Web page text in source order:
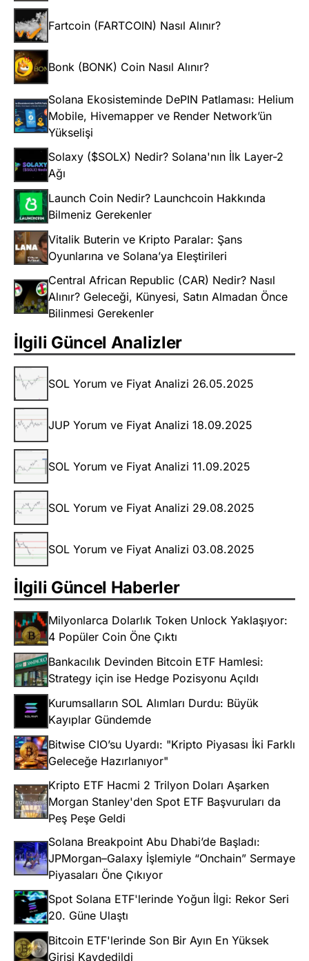
Fartcoin (FARTCOIN) Nasıl Alınır?
Bonk (BONK) Coin Nasıl Alınır?
Solana Ekosisteminde DePIN Patlaması: Helium
Mobile, Hivemapper ve Render Network’ün
Yükselişi
Solaxy ($SOLX) Nedir? Solana'nın İlk Layer-2
Ağı
Launch Coin Nedir? Launchcoin Hakkında
Bilmeniz Gerekenler
Vitalik Buterin ve Kripto Paralar: Şans
Oyunlarına ve Solana’ya Eleştirileri
Central African Republic (CAR) Nedir? Nasıl
Alınır? Geleceği, Künyesi, Satın Almadan Önce
Bilinmesi Gerekenler
İlgili Güncel Analizler
SOL Yorum ve Fiyat Analizi 26.05.2025
JUP Yorum ve Fiyat Analizi 18.09.2025
SOL Yorum ve Fiyat Analizi 11.09.2025
SOL Yorum ve Fiyat Analizi 29.08.2025
SOL Yorum ve Fiyat Analizi 03.08.2025
İlgili Güncel Haberler
Milyonlarca Dolarlık Token Unlock Yaklaşıyor:
4 Popüler Coin Öne Çıktı
Bankacılık Devinden Bitcoin ETF Hamlesi:
Strategy için ise Hedge Pozisyonu Açıldı
Kurumsalların SOL Alımları Durdu: Büyük
Kayıplar Gündemde
Bitwise CIO’su Uyardı: "Kripto Piyasası İki Farklı
Geleceğe Hazırlanıyor"
Kripto ETF Hacmi 2 Trilyon Doları Aşarken
Morgan Stanley'den Spot ETF Başvuruları da
Peş Peşe Geldi
Solana Breakpoint Abu Dhabi’de Başladı:
JPMorgan–Galaxy İşlemiyle “Onchain” Sermaye
Piyasaları Öne Çıkıyor
Spot Solana ETF'lerinde Yoğun İlgi: Rekor Seri
20. Güne Ulaştı
Bitcoin ETF'lerinde Son Bir Ayın En Yüksek
Girişi Kaydedildi